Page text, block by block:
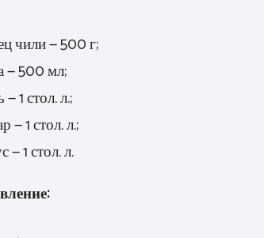
чили — 500 г;
— 500 мл;
1 стол. л.;
— 1 стол. л.;
— 1 стол. л.